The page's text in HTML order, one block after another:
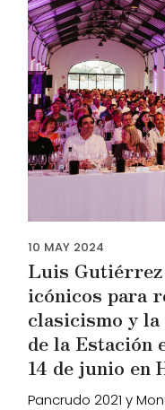
10 MAY 2024
Luis Gutiérrez
icónicos para
clasicismo y
de la Estación
14 de junio en
Pancrudo 2021 y